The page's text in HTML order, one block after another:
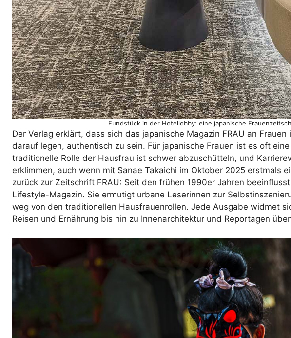
Fundstück in der Hotellobby: eine japanische
Der Verlag erklärt, dass sich das japanische Magazin FRAU an
darauf legen, authentisch zu sein. Für japanische Frauen ist es oft
traditionelle Rolle der Hausfrau ist schwer abzuschütteln, und
erklimmen, auch wenn mit Sanae Takaichi im Oktober 2025 erstmals
zurück zur Zeitschrift FRAU: Seit den frühen 1990er Jahren
Lifestyle-Magazin. Sie ermutigt urbane Leserinnen zur
weg von den traditionellen Hausfrauenrollen. Jede Ausgabe widmet
Reisen und Ernährung bis hin zu Innenarchitektur und Reportagen